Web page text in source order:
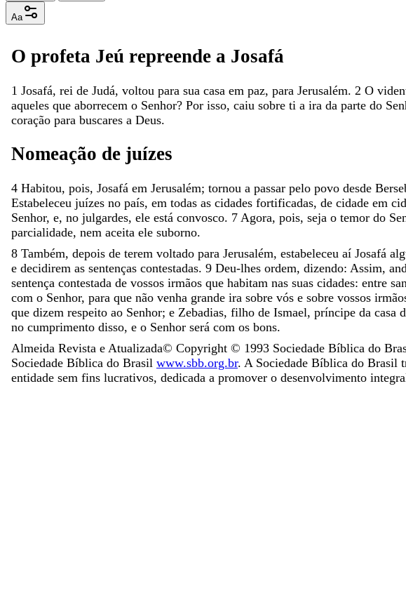
Aa
O profeta Jeú repreende a Josafá
1 Josafá, rei de Judá, voltou para sua casa em paz, para Jerusalém. 2 O
aqueles que aborrecem o Senhor? Por isso, caiu sobre ti a ira da parte do
coração para buscares a Deus.
Nomeação de juízes
4 Habitou, pois, Josafá em Jerusalém; tornou a passar pelo povo desde
Estabeleceu juízes no país, em todas as cidades fortificadas, de cidade em
Senhor, e, no julgardes, ele está convosco. 7 Agora, pois, seja o temor do
parcialidade, nem aceita ele suborno.
8 Também, depois de terem voltado para Jerusalém, estabeleceu aí Josafá
e decidirem as sentenças contestadas. 9 Deu-lhes ordem, dizendo: Assim,
sentença contestada de vossos irmãos que habitam nas suas cidades: entre
com o Senhor, para que não venha grande ira sobre vós e sobre vossos
que dizem respeito ao Senhor; e Zebadias, filho de Ismael, príncipe da casa
no cumprimento disso, e o Senhor será com os bons.
Almeida Revista e Atualizada© Copyright © 1993 Sociedade Bíblica do
Sociedade Bíblica do Brasil www.sbb.org.br. A Sociedade Bíblica do Brasil
entidade sem fins lucrativos, dedicada a promover o desenvolvimento